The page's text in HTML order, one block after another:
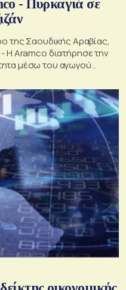
- Πυρκαγιά σε
Τζιζάν
της Σαουδικής Αραβίας,
Η Aramco διατήρησε την
μέσω του αγωγού